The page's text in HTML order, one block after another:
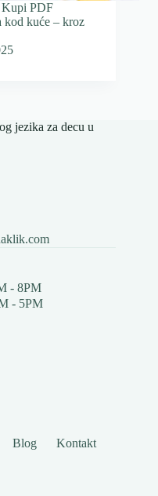
Kupi PDF
kod kuće – kroz
jezika za decu u
- 8PM
- 5PM
Blog
Kontakt